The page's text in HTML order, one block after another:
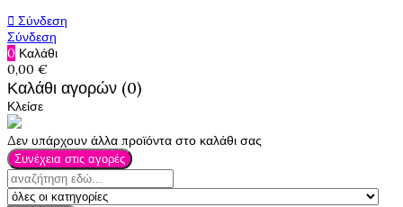
 Σύνδεση
Σύνδεση
0 Καλάθι
0,00 €
Καλάθι αγορών (0)
Κλείσε
Δεν υπάρχουν άλλα προϊόντα στο καλάθι σας
Συνέχεια στις αγορές